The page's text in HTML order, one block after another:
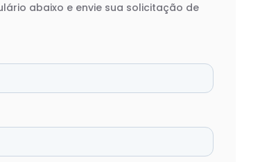
abaixo e envie sua solicitação de